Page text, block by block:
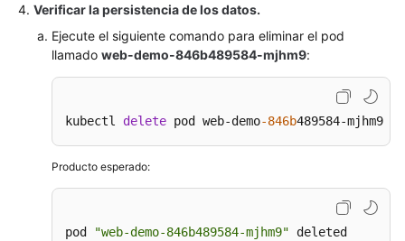
Verificar la persistencia de los datos.
Ejecute el siguiente comando para eliminar el pod
llamado web-demo-846b489584-mjhm9:
kubectl delete pod web-demo-846b489584-mjhm9
Producto esperado:
pod "web-demo-846b489584-mjhm9" deleted